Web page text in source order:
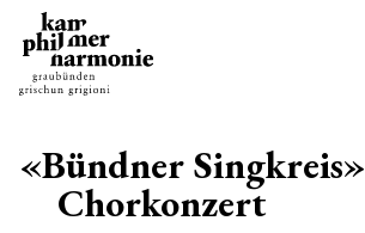
«Bündner Singkreis»
Chorkonzert